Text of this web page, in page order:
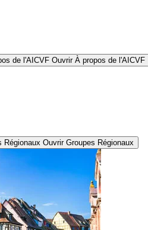
de l'AICVF Ouvrir À propos de l'AICVF
Régionaux Ouvrir Groupes Régionaux